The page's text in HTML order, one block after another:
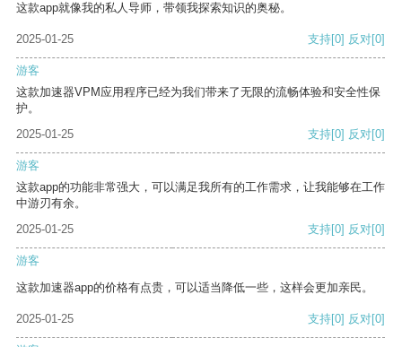
这款app就像我的私人导师，带领我探索知识的奥秘。
2025-01-25 支持[0] 反对[0]
游客
这款加速器VPM应用程序已经为我们带来了无限的流畅体验和安全性保
护。
2025-01-25
支持[0] 反对[0]
游客
这款app的功能非常强大，可以满足我所有的工作需求，让我能够在工作
中游刃有余。
2025-01-25
支持[0] 反对[0]
游客
这款加速器app的价格有点贵，可以适当降低一些，这样会更加亲民。
2025-01-25 支持[0] 反对[0]